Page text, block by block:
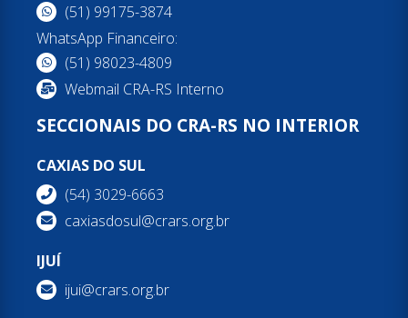
(51) 99175-3874
WhatsApp Financeiro:
(51) 98023-4809
Webmail CRA-RS Interno
SECCIONAIS DO CRA-RS NO INTERIOR
CAXIAS DO SUL
(54) 3029-6663
caxiasdosul@crars.org.br
IJUÍ
ijui@crars.org.br